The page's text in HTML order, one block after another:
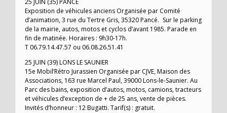
25 JUIN (35) PANCE
Exposition de véhicules anciens Organisée par Comité
d’animation, 3 rue du Tertre Gris, 35320 Pancé. Sur le parking
de la mairie, autos, motos et cyclos d’avant 1985. Parade en
fin de matinée. Horaires : 9h30-17h.
T 06.79.14.47.57 ou 06.08.26.51.41
25 JUIN (39) LONS LE SAUNIER
15e Mobil’Rétro Jurassien Organisée par CJVE, Maison des
Associations, 163 rue Marcel Paul, 39000 Lons-le-Saunier. Au
Parc des bains, exposition d’autos, motos, camions, tracteurs
et véhicules d’exception de + de 25 ans, vente de pièces.
Invités d’honneur : 12 Bugatti. Tarif(s) : gratuit.